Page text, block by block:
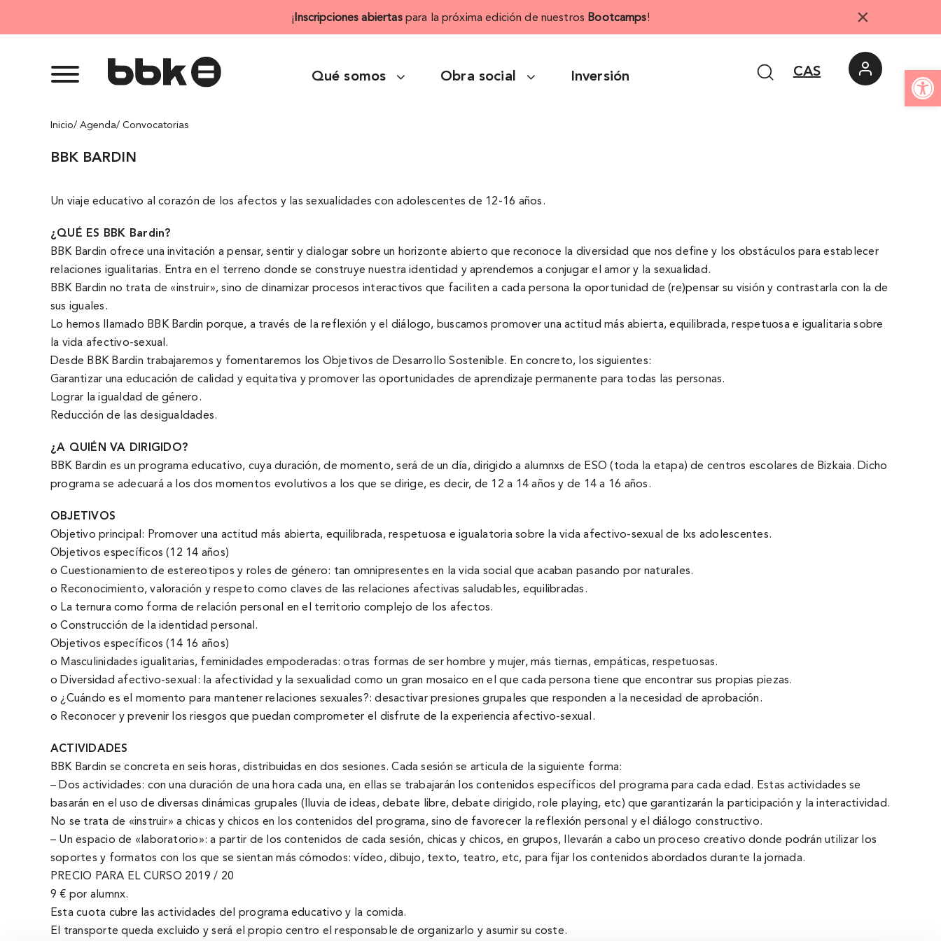
Abrir
¡ Inscripciones abiertaspara la próxima edición de nuestros Bootcamps! ×
Qué somos Obra social Inversión CAS
Inicio/ Agenda/ Convocatorias
BBK BARDIN
Un viaje educativo al corazón de los afectos y las sexualidades con adolescentes de 12-16 años.
¿QUÉ ES BBK Bardin?
BBK Bardin ofrece una invitación a pensar, sentir y dialogar sobre un horizonte abierto que reconoce la diversidad que nos define y los obstáculos para establecer
relaciones igualitarias. Entra en el terreno donde se construye nuestra identidad y aprendemos a conjugar el amor y la sexualidad.
BBK Bardin no trata de «instruir», sino de dinamizar procesos interactivos que faciliten a cada persona la oportunidad de (re)pensar su visión y contrastarla con la de
sus iguales.
Lo hemos llamado BBK Bardin porque, a través de la reflexión y el diálogo, buscamos promover una actitud más abierta, equilibrada, respetuosa e igualitaria sobre
la vida afectivo-sexual.
Desde BBK Bardin trabajaremos y fomentaremos los Objetivos de Desarrollo Sostenible. En concreto, los siguientes:
Garantizar una educación de calidad y equitativa y promover las oportunidades de aprendizaje permanente para todas las personas.
Lograr la igualdad de género.
Reducción de las desigualdades.
¿A QUIÉN VA DIRIGIDO?
BBK Bardin es un programa educativo, cuya duración, de momento, será de un dí­a, dirigido a alumnxs de ESO (toda la etapa) de centros escolares de Bizkaia. Dicho
programa se adecuará a los dos momentos evolutivos a los que se dirige, es decir, de 12 a 14 años y de 14 a 16 años.
OBJETIVOS
Objetivo principal: Promover una actitud más abierta, equilibrada, respetuosa e igualatoria sobre la vida afectivo-sexual de lxs adolescentes.
Objetivos especí­ficos (12 14 años)
o Cuestionamiento de estereotipos y roles de género: tan omnipresentes en la vida social que acaban pasando por naturales.
o Reconocimiento, valoración y respeto como claves de las relaciones afectivas saludables, equilibradas.
o La ternura como forma de relación personal en el territorio complejo de los afectos.
o Construcción de la identidad personal.
Objetivos especí­ficos (14 16 años)
o Masculinidades igualitarias, feminidades empoderadas: otras formas de ser hombre y mujer, más tiernas, empáticas, respetuosas.
o Diversidad afectivo-sexual: la afectividad y la sexualidad como un gran mosaico en el que cada persona tiene que encontrar sus propias piezas.
o ¿Cuándo es el momento para mantener relaciones sexuales?: desactivar presiones grupales que responden a la necesidad de aprobación.
o Reconocer y prevenir los riesgos que puedan comprometer el disfrute de la experiencia afectivo-sexual.
ACTIVIDADES
BBK Bardin se concreta en seis horas, distribuidas en dos sesiones. Cada sesión se articula de la siguiente forma:
– Dos actividades: con una duración de una hora cada una, en ellas se trabajarán los contenidos especí­ficos del programa para cada edad. Estas actividades se
basarán en el uso de diversas dinámicas grupales (lluvia de ideas, debate libre, debate dirigido, role playing, etc) que garantizarán la participación y la interactividad.
No se trata de «instruir» a chicas y chicos en los contenidos del programa, sino de favorecer la reflexión personal y el diálogo constructivo.
– Un espacio de «laboratorio»: a partir de los contenidos de cada sesión, chicas y chicos, en grupos, llevarán a cabo un proceso creativo donde podrán utilizar los
soportes y formatos con los que se sientan más cómodos: ví­deo, dibujo, texto, teatro, etc, para fijar los contenidos abordados durante la jornada.
PRECIO PARA EL CURSO 2019 / 20
9 € por alumnx.
Esta cuota cubre las actividades del programa educativo y la comida.
El transporte queda excluido y será el propio centro el responsable de organizarlo y asumir su coste.